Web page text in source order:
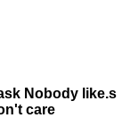
Nobody like.s
care